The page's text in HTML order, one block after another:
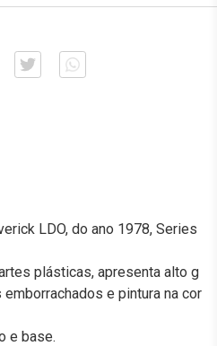
LDO, do ano 1978, Series
plásticas, apresenta alto g
e pintura na cor
e base.